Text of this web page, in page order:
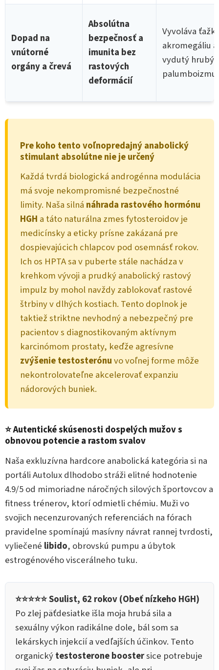
Dopad na
vnútorné
orgány a črevá
Absolútna
bezpečnosť a
imunita bez
rastových
deformácií
Vyvoláva
akromegáliu a
vydutý hrubý
Pre koho tento voľnopredajný anabolický
stimulant absolútne nie je určený
Každá tvrdá biologická androgénna modulácia
má svoje nekompromisné bezpečnostné
limity. Naša silná náhrada rastového hormónu
HGH a táto naturálna zmes fytosteroidov je
medicínsky a eticky prísne zakázaná pre
dospievajúcich chlapcov pod osemnásť rokov.
Ich os HPTA sa v puberte stále nachádza v
krehkom vývoji a prudký anabolický rastový
impulz by mohol navždy zablokovať rastové
štrbiny v dlhých kostiach. Tento doplnok je
taktiež striktne nevhodný a nebezpečný pre
pacientov s diagnostikovaným aktívnym
karcinómom prostaty, keďže agresívne
zvýšenie testosterónuvo voľnej forme môže
nekontrolovateľne akcelerovať expanziu
nádorových buniek.
⭐ Autentické skúsenosti dospelých mužov s
obnovou potencie a rastom svalov
Naša exkluzívna hardcore anabolická kategória si na
portáli Autolux dlhodobo stráži elitné hodnotenie
4.9/5 od mimoriadne náročných silových športovcov a
fitness trénerov, ktorí odmietli chémiu. Muži vo
svojich necenzurovaných referenciách na fórach
pravidelne spomínajú masívny návrat rannej tvrdosti,
vyliečené libido, obrovskú pumpu a úbytok
estrogénového viscerálneho tuku.
⭐⭐⭐⭐⭐ Soulist, 62 rokov (Obeť nízkeho HGH)
Po zlej päťdesiatke išla moja hrubá sila a
sexuálny výkon radikálne dole, bál som sa
lekárskych injekcií a vedľajších účinkov. Tento
organickýtestosterone boostersice potrebuje